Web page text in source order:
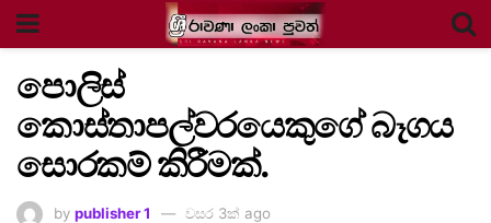
පොලිස්
කොස්තාපල්වරයෙකුගේ බෑගය
සොරකම් කිරීමක්.
by publisher 1 වසර 3ක් ago